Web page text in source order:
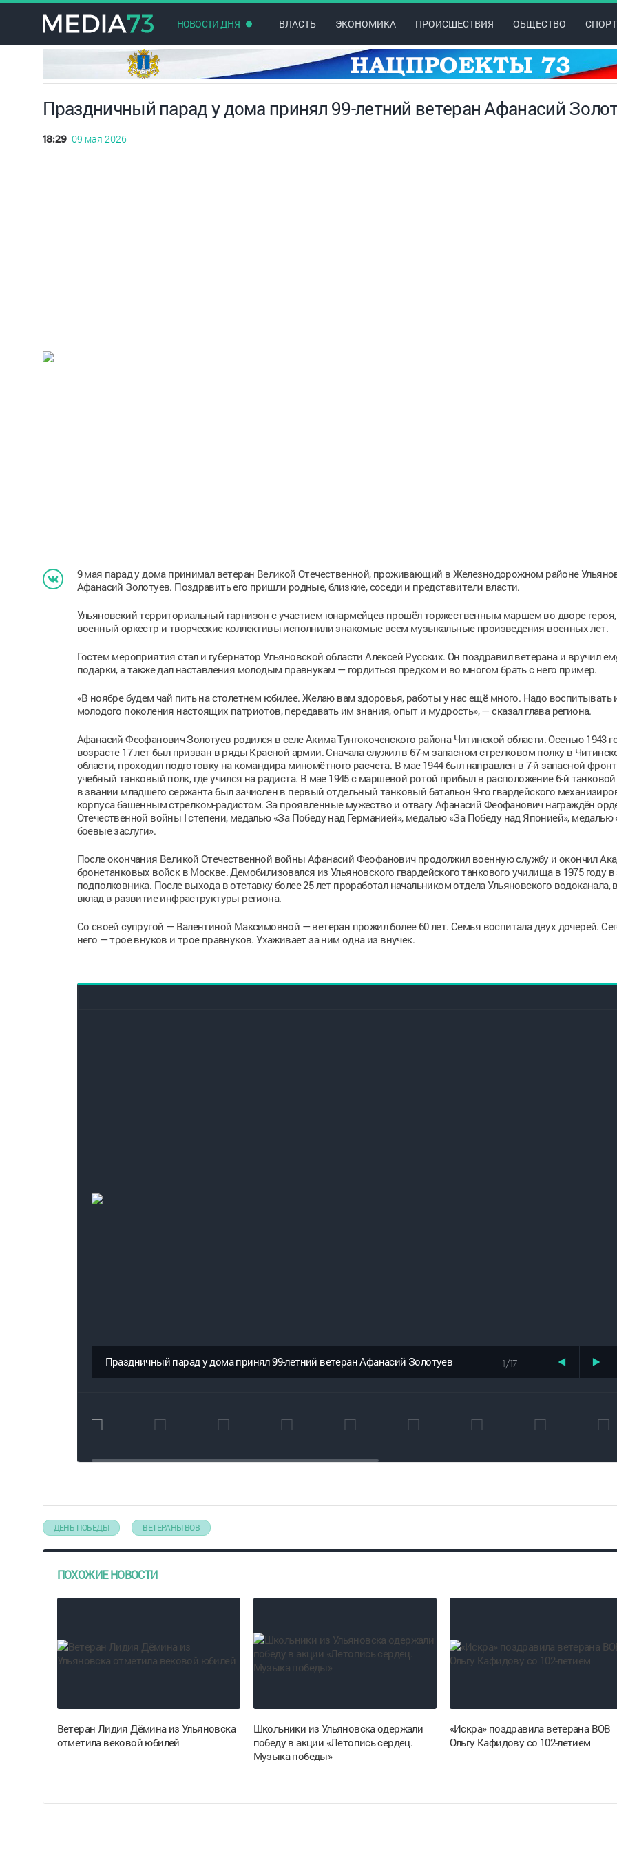
НОВОСТИ ДНЯ ВЛАСТЬ ЭКОНОМИКА ПРОИСШЕСТВИЯ ОБЩЕСТВО СПОРТ
Праздничный парад у дома принял 99-летний ветеран Афанасий
18:29 09 мая 2026
9 мая парад у дома принимал ветеран Великой Отечественной, проживающий в Железнодорожном районе
Афанасий Золотуев. Поздравить его пришли родные, близкие, соседи и представители власти.
Ульяновский территориальный гарнизон с участием юнармейцев прошёл торжественным маршем во дворе
военный оркестр и творческие коллективы исполнили знакомые всем музыкальные произведения военных лет.
Гостем мероприятия стал и губернатор Ульяновской области Алексей Русских. Он поздравил ветерана и вручил
подарки, а также дал наставления молодым правнукам — гордиться предком и во многом брать с него пример.
«В ноябре будем чай пить на столетнем юбилее. Желаю вам здоровья, работы у нас ещё много. Надо воспитывать
молодого поколения настоящих патриотов, передавать им знания, опыт и мудрость», — сказал глава региона.
Афанасий Феофанович Золотуев родился в селе Акима Тунгокоченского района Читинской области. Осенью 1943
возрасте 17 лет был призван в ряды Красной армии. Сначала служил в 67-м запасном стрелковом полку в
области, проходил подготовку на командира миномётного расчета. В мае 1944 был направлен в 7-й запасной
учебный танковый полк, где учился на радиста. В мае 1945 с маршевой ротой прибыл в расположение 6-й
в звании младшего сержанта был зачислен в первый отдельный танковый батальон 9-го гвардейского
корпуса башенным стрелком-радистом. За проявленные мужество и отвагу Афанасий Феофанович награждён
Отечественной войны I степени, медалью «За Победу над Германией», медалью «За Победу над Японией», медалью
боевые заслуги».
После окончания Великой Отечественной войны Афанасий Феофанович продолжил военную службу и окончил
бронетанковых войск в Москве. Демобилизовался из Ульяновского гвардейского танкового училища в 1975 году
подполковника. После выхода в отставку более 25 лет проработал начальником отдела Ульяновского водоканала,
вклад в развитие инфраструктуры региона.
Со своей супругой — Валентиной Максимовной — ветеран прожил более 60 лет. Семья воспитала двух дочерей.
него — трое внуков и трое правнуков. Ухаживает за ним одна из внучек.
1/17
Праздничный парад у дома принял 99-летний ветеран Афанасий Золотуев
ДЕНЬ ПОБЕДЫ ВЕТЕРАНЫ ВОВ
ПОХОЖИЕ НОВОСТИ
Ветеран Лидия Дёмина из Ульяновска
отметила вековой юбилей
Школьники из Ульяновска одержали
победу в акции «Летопись сердец.
Музыка победы»
«Искра» поздравила ветерана ВОВ
Ольгу Кафидову со 102-летием